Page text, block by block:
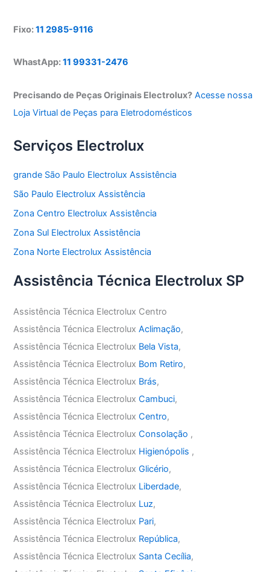
Fixo:11 2985-9116
WhastApp:11 99331-2476
Precisando de Peças Originais Electrolux? Acesse nossa
Loja Virtual de Peças para Eletrodomésticos
Serviços Electrolux
grande São Paulo Electrolux Assistência
São Paulo Electrolux Assistência
Zona Centro Electrolux Assistência
Zona Sul Electrolux Assistência
Zona Norte Electrolux Assistência
Assistência Técnica Electrolux SP
Assistência Técnica Electrolux Centro
Assistência Técnica ElectroluxAclimação,
Assistência Técnica Electrolux Bela Vista,
Assistência Técnica Electrolux Bom Retiro,
Assistência Técnica Electrolux Brás,
Assistência Técnica ElectroluxCambuci,
Assistência Técnica ElectroluxCentro,
Assistência Técnica ElectroluxConsolação ,
Assistência Técnica Electrolux Higienópolis ,
Assistência Técnica ElectroluxGlicério,
Assistência Técnica Electrolux Liberdade,
Assistência Técnica Electrolux Luz,
Assistência Técnica Electrolux Pari,
Assistência Técnica Electrolux República,
Assistência Técnica Electrolux Santa Cecília,